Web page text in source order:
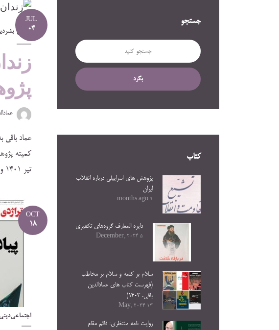
JUL
04حقوق بشر
عماد باقي
تير 1401 و به صورت برخط...
OCT
18
اجتماعیدینی
جستجو
بگرد
کتاب
پژوهش های اسراییلی درباره انقلاب
ایران
9 months ago
دایره المعارف گروه‌های تکفیری
5 December, 2024
سلام بر کلمه و سلام بر مخاطب
(فهرست کتاب های عمادالدین
باقی. ۱۴۰۳)
13 May, 2024
روایت نامه منتظری: قائم مقام